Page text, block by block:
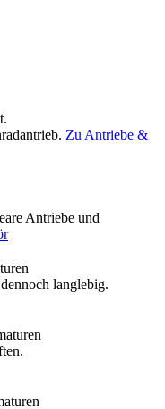
Zu Antriebe &
Antriebe und
langlebig.